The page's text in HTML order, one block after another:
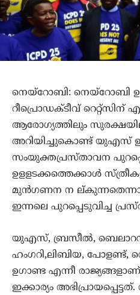
നെയ്‌റോബി: നെയ്‌റോബി
റീപ്രൊഡക്ടീവ് റെറ്റ്‌സിന്
ആരോഗ്യത്തിലും
അറിയിച്ചുകൊണ്ട് യുഎസ്
സംയുക്തപ്രസ്താവന
ഉളളടക്കത്തെക്കാള്‍
മുന്‍ഗണന ന
ഇന്നലെ പുറപ്പെടുവിച്ച
യുഎസ്, ബ്രസീല്‍,
ഹംഗറി,ലിബിയ, പോളണ്ട്,
ഉഗാണ്ട എന്നീ
ഇക്കാര്യം